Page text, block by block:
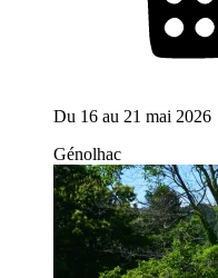
Du 16 au 21 mai 2026
Génolhac